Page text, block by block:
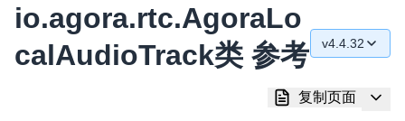
突破传统文字交互模式，与 AI 进行高拟真、自然流畅的实时语
音对话
集成实时通信技术，实现更强的实时音视频互动功能、更大的可
Go
io.agora.rtc.AgoraLo
calAudioTrack类 参考
v4.4.32
复制页面